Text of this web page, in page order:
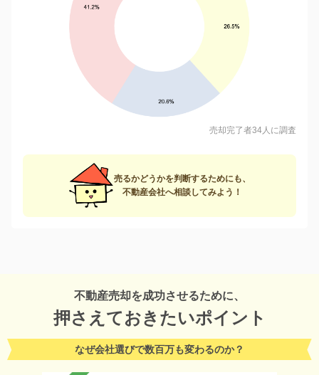
売却完了者34人に調査
売るかどうかを判断するためにも、
不動産会社へ相談してみよう！
不動産売却を成功させるために、
押さえておきたいポイント
なぜ会社選びで数百万も変わるのか？